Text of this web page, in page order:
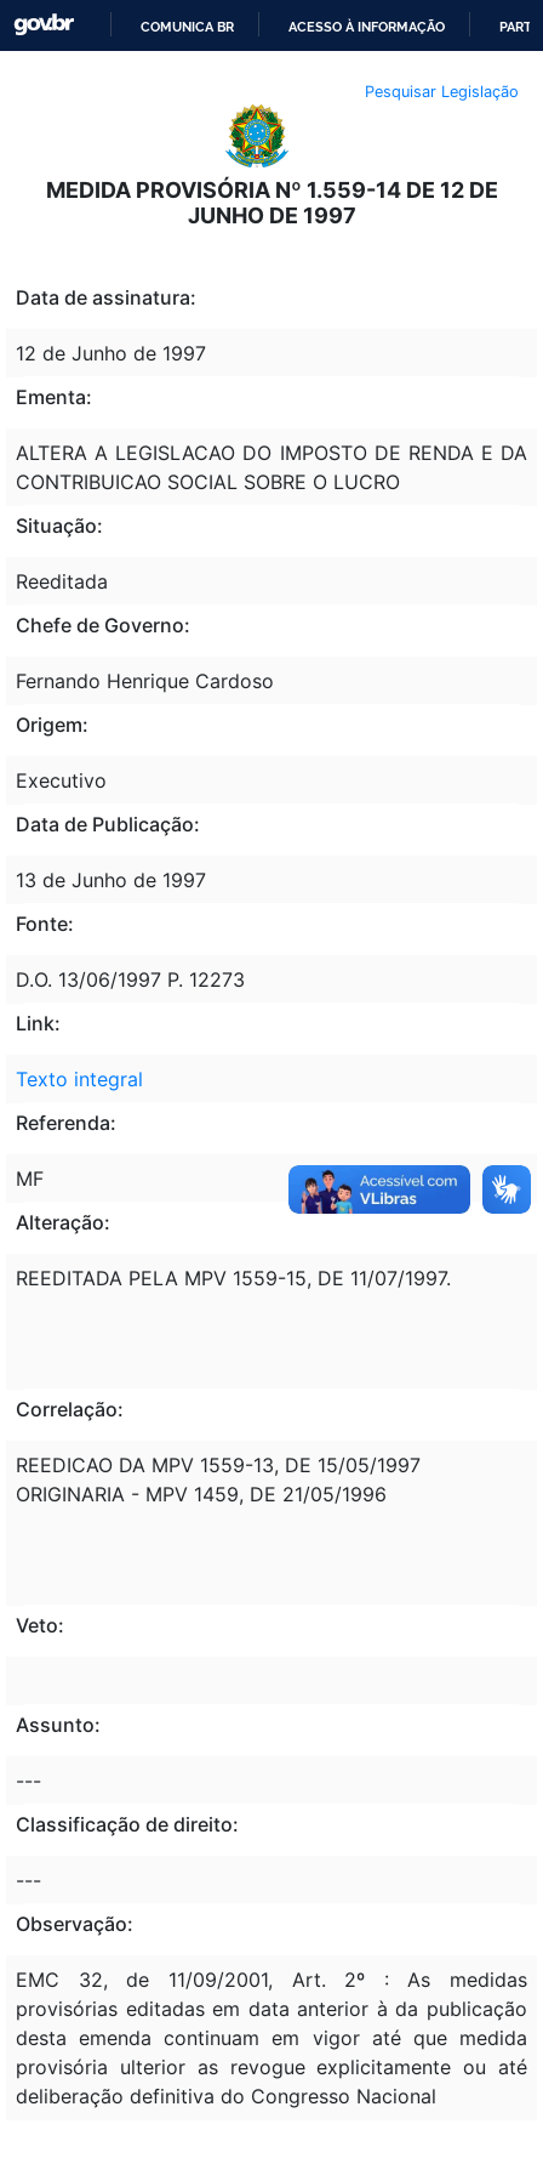
O
CONTEÚDO
COMUNICA BR ACESSO À INFORMAÇÃO
Pesquisar Legislação
MEDIDA PROVISÓRIA Nº 1.559-14 DE 12 DE
JUNHO DE 1997
Data de assinatura:
12 de Junho de 1997
Ementa:
ALTERA A LEGISLACAO DO IMPOSTO DE RENDA E DA
CONTRIBUICAO SOCIAL SOBRE O LUCRO
Situação:
Reeditada
Chefe de Governo:
Fernando Henrique Cardoso
Origem:
Executivo
Data de Publicação:
13 de Junho de 1997
Fonte:
D.O. 13/06/1997 P. 12273
Link:
Texto integral
Referenda:
MF
Alteração:
REEDITADA PELA MPV 1559-15, DE 11/07/1997.
Correlação:
REEDICAO DA MPV 1559-13, DE 15/05/1997
ORIGINARIA - MPV 1459, DE 21/05/1996
Veto:
Assunto:
---
Classificação de direito:
---
Observação:
EMC 32, de 11/09/2001, Art. 2º : As medidas
provisórias editadas em data anterior à da publicação
desta emenda continuam em vigor até que medida
provisória ulterior as revogue explicitamente ou até
deliberação definitiva do Congresso Nacional